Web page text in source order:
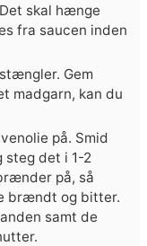
skal hænge
fra saucen inden
Gem
madgarn, kan du
på. Smid
steg det i 1-2
på, så
brændt og bitter.
samt de